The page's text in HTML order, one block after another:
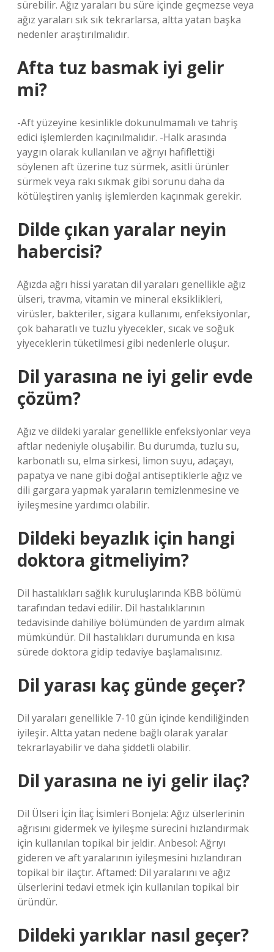
sürebilir. Ağız yaraları bu süre içinde geçmezse veya
ağız yaraları sık sık tekrarlarsa, altta yatan başka
nedenler araştırılmalıdır.
Afta tuz basmak iyi gelir
mi?
-Aft yüzeyine kesinlikle dokunulmamalı ve tahriş
edici işlemlerden kaçınılmalıdır. -Halk arasında
yaygın olarak kullanılan ve ağrıyı hafiflettiği
söylenen aft üzerine tuz sürmek, asitli ürünler
sürmek veya rakı sıkmak gibi sorunu daha da
kötüleştiren yanlış işlemlerden kaçınmak gerekir.
Dilde çıkan yaralar neyin
habercisi?
Ağızda ağrı hissi yaratan dil yaraları genellikle ağız
ülseri, travma, vitamin ve mineral eksiklikleri,
virüsler, bakteriler, sigara kullanımı, enfeksiyonlar,
çok baharatlı ve tuzlu yiyecekler, sıcak ve soğuk
yiyeceklerin tüketilmesi gibi nedenlerle oluşur.
Dil yarasına ne iyi gelir evde
çözüm?
Ağız ve dildeki yaralar genellikle enfeksiyonlar veya
aftlar nedeniyle oluşabilir. Bu durumda, tuzlu su,
karbonatlı su, elma sirkesi, limon suyu, adaçayı,
papatya ve nane gibi doğal antiseptiklerle ağız ve
dili gargara yapmak yaraların temizlenmesine ve
iyileşmesine yardımcı olabilir.
Dildeki beyazlık için hangi
doktora gitmeliyim?
Dil hastalıkları sağlık kuruluşlarında KBB bölümü
tarafından tedavi edilir. Dil hastalıklarının
tedavisinde dahiliye bölümünden de yardım almak
mümkündür. Dil hastalıkları durumunda en kısa
sürede doktora gidip tedaviye başlamalısınız.
Dil yarası kaç günde geçer?
Dil yaraları genellikle 7-10 gün içinde kendiliğinden
iyileşir. Altta yatan nedene bağlı olarak yaralar
tekrarlayabilir ve daha şiddetli olabilir.
Dil yarasına ne iyi gelir ilaç?
Dil Ülseri İçin İlaç İsimleri Bonjela: Ağız ülserlerinin
ağrısını gidermek ve iyileşme sürecini hızlandırmak
için kullanılan topikal bir jeldir. Anbesol: Ağrıyı
gideren ve aft yaralarının iyileşmesini hızlandıran
topikal bir ilaçtır. Aftamed: Dil yaralarını ve ağız
ülserlerini tedavi etmek için kullanılan topikal bir
üründür.
Dildeki yarıklar nasıl geçer?